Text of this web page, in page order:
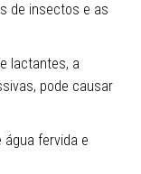
de insectos e as
lactantes, a
pode causar
fervida e